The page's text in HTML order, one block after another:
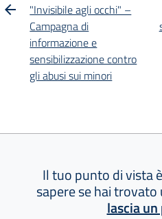
"Invisibile agli occhi" –
Campagna di
informazione e
sensibilizzazione contro
gli abusi sui minori
Il tuo punto di vista
sapere se hai
lascia